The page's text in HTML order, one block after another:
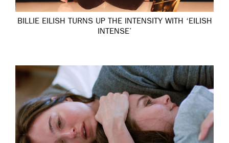
BILLIE EILISH TURNS UP THE INTENSITY WITH ‘EILISH
INTENSE’